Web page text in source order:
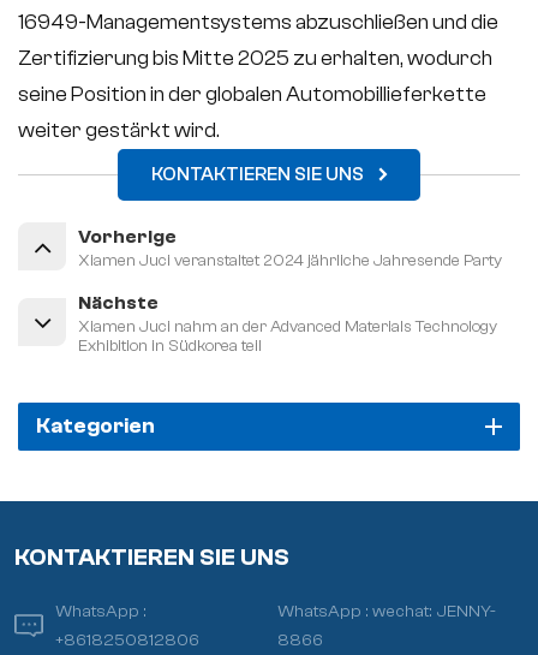
16949-Managementsystems abzuschließen und die
Zertifizierung bis Mitte 2025 zu erhalten, wodurch
seine Position in der globalen Automobillieferkette
weiter gestärkt wird.
KONTAKTIEREN SIE UNS
Vorherige
Xiamen Juci veranstaltet 2024 jährliche Jahresende Party
Nächste
Xiamen Juci nahm an der Advanced Materials Technology
Exhibition in Südkorea teil
Kategorien
KONTAKTIEREN SIE UNS
WhatsApp :
+8618250812806
WhatsApp :wechat: JENNY-
8866